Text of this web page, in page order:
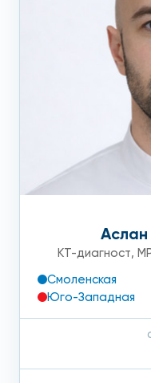
КТ-диагност,
Смоленская
Юго-Западная